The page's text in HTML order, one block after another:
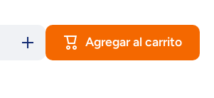
Aumentar
cantidad
para
Agregar al carrito